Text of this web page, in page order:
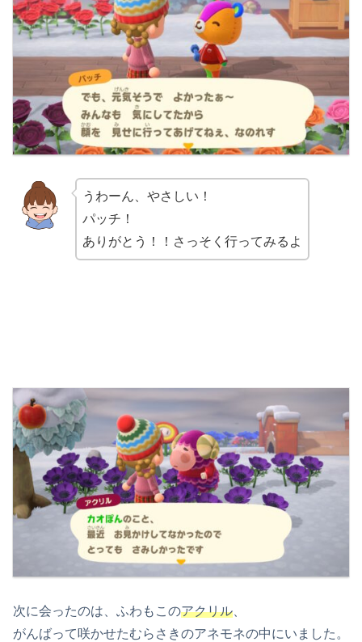
うわーん、やさしい！
パッチ！
ありがとう！！さっそく行ってみるよ
次に会ったのは、ふわもこのアクリル
がんばって咲かせたむらさきのアネモネの中にいました。